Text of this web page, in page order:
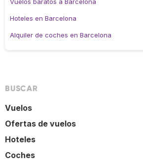
Vuelos baratos a Barcelona
Hoteles en Barcelona
Alquiler de coches en Barcelona
BUSCAR
Vuelos
Ofertas de vuelos
Hoteles
Coches